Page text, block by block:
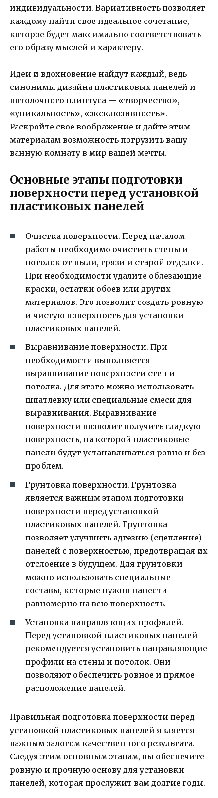
индивидуальности. Вариативность позволяет
каждому найти свое идеальное сочетание,
которое будет максимально соответствовать
его образу мыслей и характеру.
Идеи и вдохновение найдут каждый, ведь
синонимы дизайна пластиковых панелей и
потолочного плинтуса — «творчество»,
«уникальность», «эксклюзивность».
Раскройте свое воображение и дайте этим
материалам возможность погрузить вашу
ванную комнату в мир вашей мечты.
Основные этапы подготовки
поверхности перед установкой
пластиковых панелей
Очистка поверхности. Перед началом
работы необходимо очистить стены и
потолок от пыли, грязи и старой отделки.
При необходимости удалите облезающие
краски, остатки обоев или других
материалов. Это позволит создать ровную
и чистую поверхность для установки
пластиковых панелей.
Выравнивание поверхности. При
необходимости выполняется
выравнивание поверхности стен и
потолка. Для этого можно использовать
шпатлевку или специальные смеси для
выравнивания. Выравнивание
поверхности позволит получить гладкую
поверхность, на которой пластиковые
панели будут устанавливаться ровно и без
проблем.
Грунтовка поверхности. Грунтовка
является важным этапом подготовки
поверхности перед установкой
пластиковых панелей. Грунтовка
позволяет улучшить адгезию (сцепление)
панелей с поверхностью, предотвращая их
отслоение в будущем. Для грунтовки
можно использовать специальные
составы, которые нужно нанести
равномерно на всю поверхность.
Установка направляющих профилей.
Перед установкой пластиковых панелей
рекомендуется установить направляющие
профили на стены и потолок. Они
позволяют обеспечить ровное и прямое
расположение панелей.
Правильная подготовка поверхности перед
установкой пластиковых панелей является
важным залогом качественного результата.
Следуя этим основным этапам, вы обеспечите
ровную и прочную основу для установки
панелей, которая прослужит вам долгие годы.